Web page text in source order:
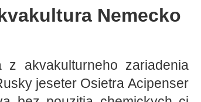
Nemecko
z akvakulturneho zariadenia
jeseter Osietra Acipenser